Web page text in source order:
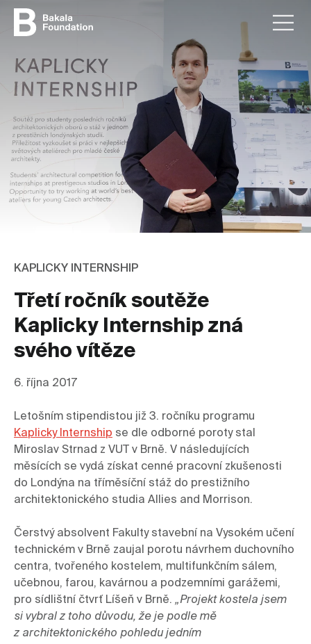
KAPLICKY INTERNSHIP
Třetí ročník soutěže
Kaplicky Internship zná
svého vítěze
6. října 2017
Kaplicky Internship se dle odborné poroty stal
Miroslav Strnad z VUT v Brně. V následujících
měsících se vydá získat cenné pracovní zkušenosti
do Londýna na tříměsíční stáž do prestižního
architektonického studia Allies and Morrison.
Čerstvý absolvent Fakulty stavební na Vysokém učení
technickém v Brně zaujal porotu návrhem duchovního
centra, tvořeného kostelem, multifunkčním sálem,
učebnou, farou, kavárnou a podzemními garážemi,
pro sídlištní čtvrť Líšeň v Brně. „Projekt kostela jsem
si vybral z toho důvodu, že je podle mě
z architektonického pohledu jedním